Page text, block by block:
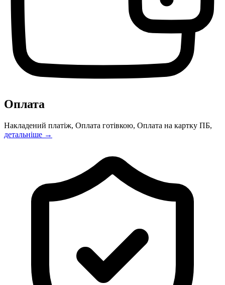
Оплата
Накладений платіж, Оплата готівкою, Оплата на картку ПБ,
детальніше →